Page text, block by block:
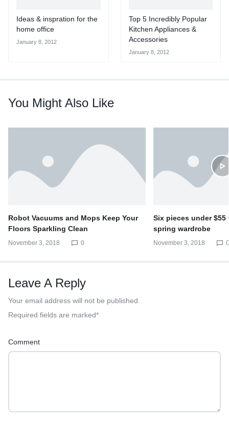
Ideas & inspration for the
home office
January 8, 2012
Top 5 Incredibly Popular
Kitchen Appliances &
Accessories
January 8, 2012
You Might Also Like
Robot Vacuums and Mops Keep Your
Floors Sparkling Clean
November 3, 2018 0
Six pieces under
spring wardrobe
November 3, 2018
Leave A Reply
Your email address will not be published.
Required fields are marked*
Comment